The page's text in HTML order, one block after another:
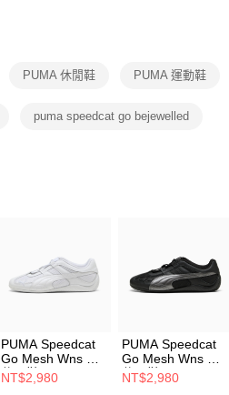
１．透過由恩沛科
交易，需依本服務
２．關於個人資料處
形，恩沛科技股份
動。
PUMA 休閒鞋 PUMA 運動鞋
puma speedcat go bejewelled
PUMA Speedcat
Go Mesh Wns 女
休閒鞋 40532902
NT$2,980
PUMA Speedcat
Go Mesh Wns 女
休閒鞋 40532901
NT$2,980